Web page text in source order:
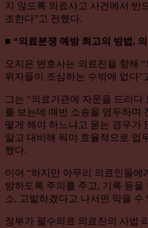
지 않도록 의료사고 사건에서 반
조한다”고 전했다.
■ “의료분쟁 예방 최고의 방법,
오지은 변호사는 의료진을 향해
위자들이 조심하는 수밖에 없다”
그는 “의료기관에 자문을 드리
를 보는데 매번 소송을 염두하며
떻게 해야 하느냐고 묻는 경우가
알고 대비해 둬야 효율적으로 업
했다.
이어 “하지만 아무리 의료인들에
방하도록 주의를 주고, 기록 등
소, 고발하겠다고 나서면 막을 수
정부가 필수의료 의료진의 사법